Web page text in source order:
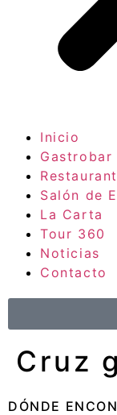
Inicio
Gastrobar
Salón de
La Carta
Tour 360
Noticias
Contacto
Cruz
DÓNDE